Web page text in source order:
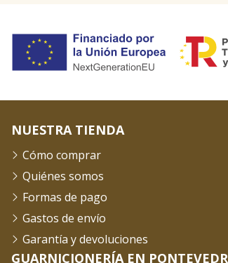
GUARNICIONERÍA EN
NUESTRA TIENDA
Cómo comprar
Quiénes somos
Formas de pago
Gastos de envío
Garantía y devoluciones